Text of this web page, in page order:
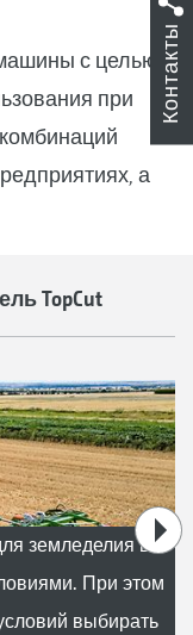
с целью
при
а
TopCut
земледелия в
При этом
выбирать
Контакты